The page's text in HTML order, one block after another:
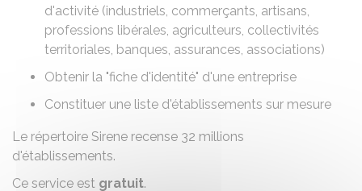
d'activité (industriels, commerçants, artisans,
professions libérales, agriculteurs, collectivités
territoriales, banques, assurances, associations)
Obtenir la "fiche d'identité" d'une entreprise
Constituer une liste d'établissements sur mesure
Le répertoire Sirene recense 32 millions
d'établissements.
Ce service est gratuit.